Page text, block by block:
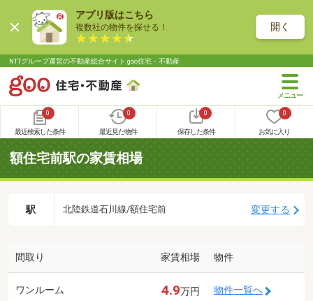
アプリ版はこちら
複数社の物件を探せる！ 開く
NTTグループ運営の不動産総合サイト goo住宅・不動産
0
最近検索した条件
0
最近見た物件
0
保存した条件
0
お気に入り
額住宅前駅の家賃相場
駅 北陸鉄道石川線/額住宅前 変更する
間取り 家賃相場 物件
ワンルーム 4.9万円 物件一覧へ